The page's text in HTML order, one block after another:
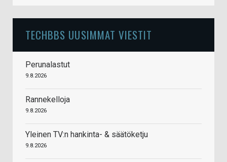
TECHBBS UUSIMMAT VIESTIT
Perunalastut
9.8.2026
Rannekelloja
9.8.2026
Yleinen TV:n hankinta- & säätöketju
9.8.2026